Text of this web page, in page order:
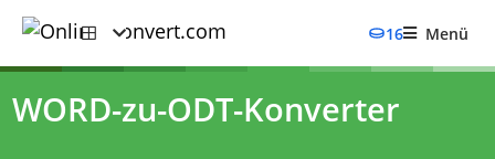
16 Menü
WORD-zu-ODT-Konverter